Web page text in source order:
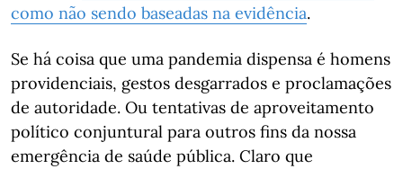
como não sendo baseadas na evidência.
Se há coisa que uma pandemia dispensa é homens
providenciais, gestos desgarrados e proclamações
de autoridade. Ou tentativas de aproveitamento
político conjuntural para outros fins da nossa
emergência de saúde pública. Claro que